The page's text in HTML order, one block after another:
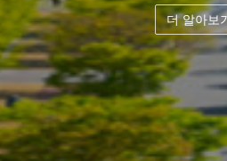
더 알아보
더 알아보
더 알아보
더 알아보
더 알아보